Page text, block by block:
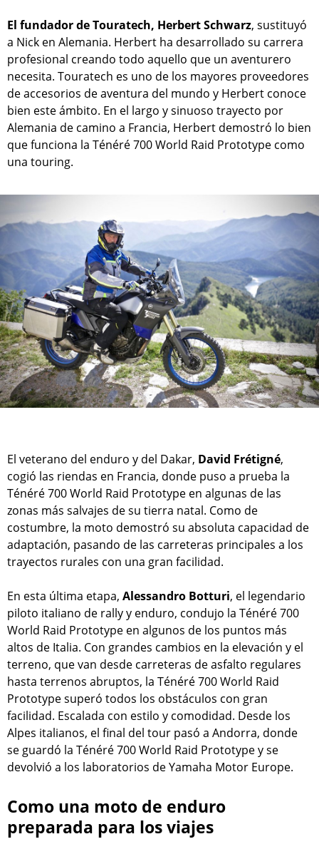
El fundador de Touratech, Herbert Schwarz, sustituyó
a Nick en Alemania. Herbert ha desarrollado su carrera
profesional creando todo aquello que un aventurero
necesita. Touratech es uno de los mayores proveedores
de accesorios de aventura del mundo y Herbert conoce
bien este ámbito. En el largo y sinuoso trayecto por
Alemania de camino a Francia, Herbert demostró lo bien
que funciona la Ténéré 700 World Raid Prototype como
una touring.
El veterano del enduro y del Dakar, David Frétigné,
cogió las riendas en Francia, donde puso a prueba la
Ténéré 700 World Raid Prototype en algunas de las
zonas más salvajes de su tierra natal. Como de
costumbre, la moto demostró su absoluta capacidad de
adaptación, pasando de las carreteras principales a los
trayectos rurales con una gran facilidad.
En esta última etapa, Alessandro Botturi, el legendario
piloto italiano de rally y enduro, condujo la Ténéré 700
World Raid Prototype en algunos de los puntos más
altos de Italia. Con grandes cambios en la elevación y el
terreno, que van desde carreteras de asfalto regulares
hasta terrenos abruptos, la Ténéré 700 World Raid
Prototype superó todos los obstáculos con gran
facilidad. Escalada con estilo y comodidad. Desde los
Alpes italianos, el final del tour pasó a Andorra, donde
se guardó la Ténéré 700 World Raid Prototype y se
devolvió a los laboratorios de Yamaha Motor Europe.
Como una moto de enduro
preparada para los viajes